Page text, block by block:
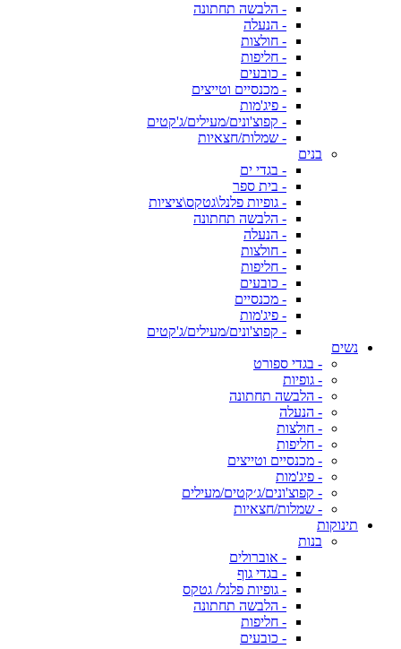
- הלבשה תחתונה
- הנעלה
- חולצות
- חליפות
- כובעים
- מכנסיים וטייצים
- פיג'מות
- קפוצ'ונים/מעילים/ג'קטים
- שמלות/חצאיות
בנים
- בגדי ים
- בית ספר
- גופיות פלנל\גטקס\ציציות
- הלבשה תחתונה
- הנעלה
- חולצות
- חליפות
- כובעים
- מכנסיים
- פיג'מות
- קפוצ'ונים/מעילים/ג'קטים
נשים
- בגדי ספורט
- גופיות
- הלבשה תחתונה
- הנעלה
- חולצות
- חליפות
- מכנסיים וטייצים
- פיג'מות
- קפוצ'ונים/ג׳קטים/מעילים
- שמלות/חצאיות
תינוקות
בנות
- אוברולים
- בגדי גוף
- גופיות פלנל/ גטקס
- הלבשה תחתונה
- חליפות
- כובעים